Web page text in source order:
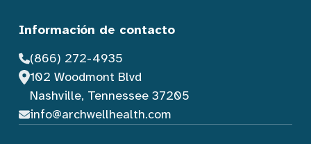
Información de contacto
(866) 272-4935
102 Woodmont Blvd
Nashville, Tennessee 37205
info@archwellhealth.com